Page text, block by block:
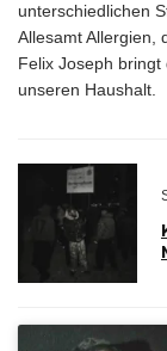
unterschiedlichen
Allesamt Allergien,
Felix Joseph
unseren Haushalt.